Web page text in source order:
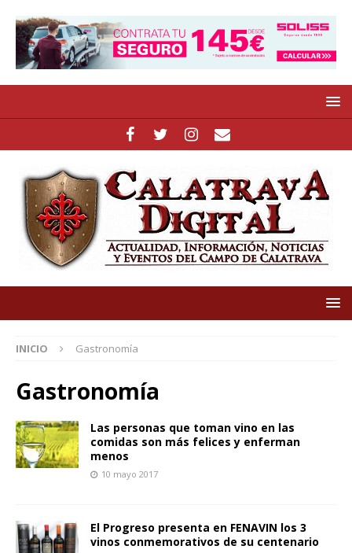
INICIO Gastronomía
Gastronomía
Las personas que toman vino en las
comidas son más felices y enferman
menos
10 mayo 2017
El Progreso presenta en FENAVIN los 3
vinos conmemorativos de su centenario